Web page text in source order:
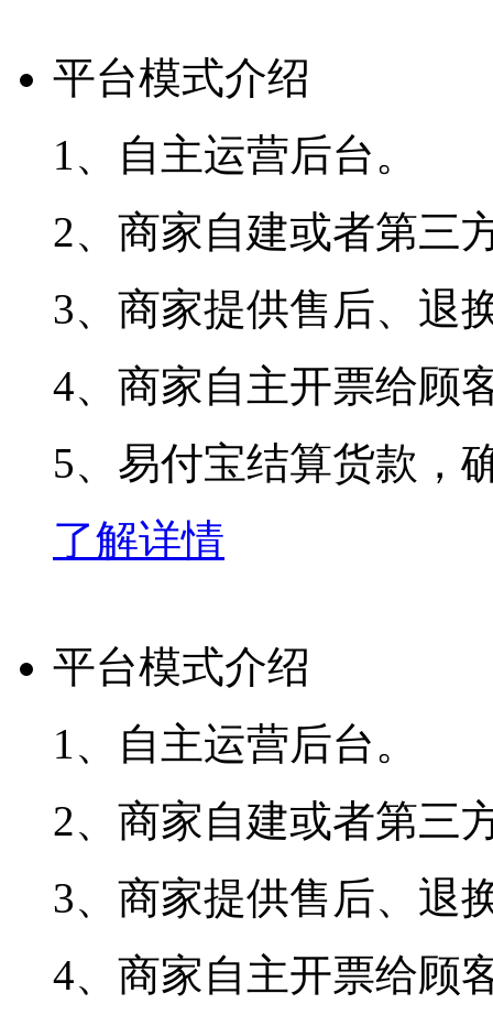
平台模式介绍
1、自主运营后台。
2、商家自建或者第三
3、商家提供售后、退
4、商家自主开票给顾
5、易付宝结算货款，
了解详情
平台模式介绍
1、自主运营后台。
2、商家自建或者第三
3、商家提供售后、退
4、商家自主开票给顾